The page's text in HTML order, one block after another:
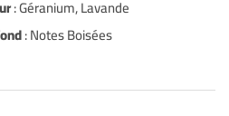
: Géranium, Lavande
: Notes Boisées